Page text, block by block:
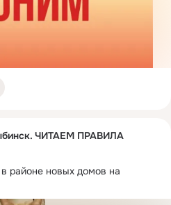
ЧИТАЕМ ПРАВИЛА
районе новых домов на